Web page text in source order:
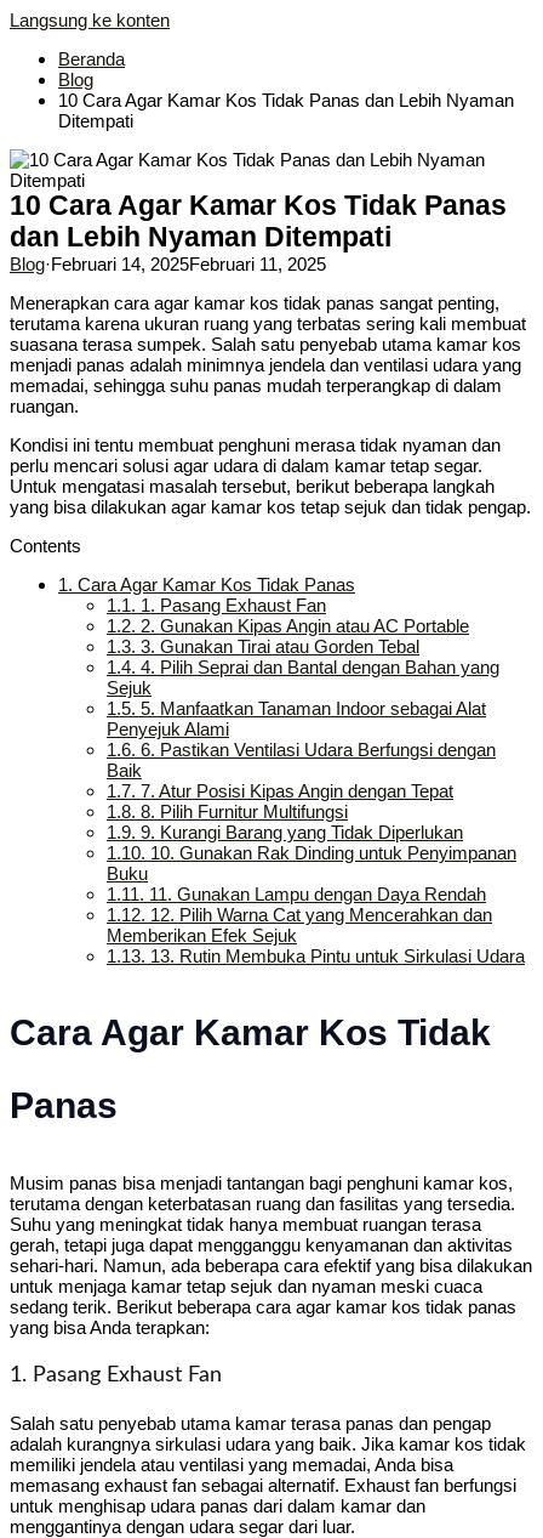
Langsung ke konten
Beranda
Blog
10 Cara Agar Kamar Kos Tidak Panas dan Lebih Nyaman
Ditempati
10 Cara Agar Kamar Kos Tidak Panas
dan Lebih Nyaman Ditempati
Blog·Februari 14, 2025Februari 11, 2025
Menerapkan cara agar kamar kos tidak panas sangat penting,
terutama karena ukuran ruang yang terbatas sering kali membuat
suasana terasa sumpek. Salah satu penyebab utama kamar kos
menjadi panas adalah minimnya jendela dan ventilasi udara yang
memadai, sehingga suhu panas mudah terperangkap di dalam
ruangan.
Kondisi ini tentu membuat penghuni merasa tidak nyaman dan
perlu mencari solusi agar udara di dalam kamar tetap segar.
Untuk mengatasi masalah tersebut, berikut beberapa langkah
yang bisa dilakukan agar kamar kos tetap sejuk dan tidak pengap.
Contents
1. Cara Agar Kamar Kos Tidak Panas
1.1. 1. Pasang Exhaust Fan
1.2. 2. Gunakan Kipas Angin atau AC Portable
1.3. 3. Gunakan Tirai atau Gorden Tebal
1.4. 4. Pilih Seprai dan Bantal dengan Bahan yang
Sejuk
1.5. 5. Manfaatkan Tanaman Indoor sebagai Alat
Penyejuk Alami
1.6. 6. Pastikan Ventilasi Udara Berfungsi dengan
Baik
1.7. 7. Atur Posisi Kipas Angin dengan Tepat
1.8. 8. Pilih Furnitur Multifungsi
1.9. 9. Kurangi Barang yang Tidak Diperlukan
1.10. 10. Gunakan Rak Dinding untuk Penyimpanan
Buku
1.11. 11. Gunakan Lampu dengan Daya Rendah
1.12. 12. Pilih Warna Cat yang Mencerahkan dan
Memberikan Efek Sejuk
1.13. 13. Rutin Membuka Pintu untuk Sirkulasi Udara
Cara Agar Kamar Kos Tidak
Panas
Musim panas bisa menjadi tantangan bagi penghuni kamar kos,
terutama dengan keterbatasan ruang dan fasilitas yang tersedia.
Suhu yang meningkat tidak hanya membuat ruangan terasa
gerah, tetapi juga dapat mengganggu kenyamanan dan aktivitas
sehari-hari. Namun, ada beberapa cara efektif yang bisa dilakukan
untuk menjaga kamar tetap sejuk dan nyaman meski cuaca
sedang terik. Berikut beberapa cara agar kamar kos tidak panas
yang bisa Anda terapkan:
1. Pasang Exhaust Fan
Salah satu penyebab utama kamar terasa panas dan pengap
adalah kurangnya sirkulasi udara yang baik. Jika kamar kos tidak
memiliki jendela atau ventilasi yang memadai, Anda bisa
memasang exhaust fan sebagai alternatif. Exhaust fan berfungsi
untuk menghisap udara panas dari dalam kamar dan
menggantinya dengan udara segar dari luar.